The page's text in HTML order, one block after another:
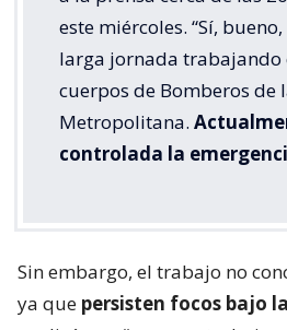
este miércoles. “Sí,
larga jornada trabajando
cuerpos de Bomberos de
Metropolitana.
controlada la
Sin embargo, el trabajo no
ya que persisten focos bajo